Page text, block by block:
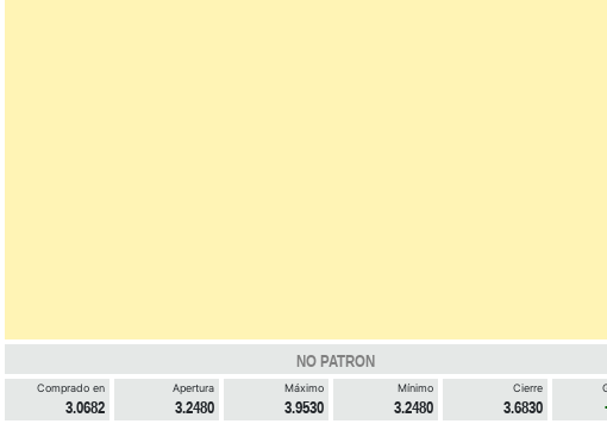
NO PATRON
Comprado en
3.0682
Apertura
3.2480
Máximo
3.9530
Mínimo
3.2480
Cierre
3.6830